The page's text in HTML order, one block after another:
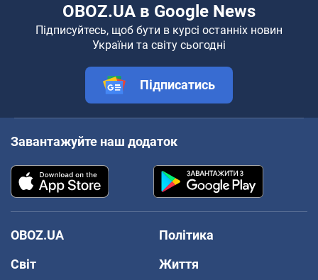
OBOZ.UA в Google News
Підписуйтесь, щоб бути в курсі останніх новин
України та світу сьогодні
Підписатись
Завантажуйте наш додаток
OBOZ.UA
Політика
Світ
Життя